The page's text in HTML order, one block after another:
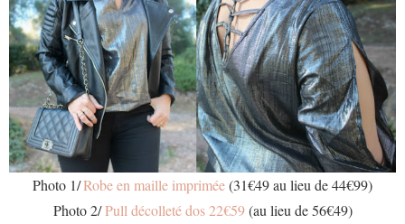
Photo 1/Robe en maille imprimée(31€49 au lieu de 44€99)
Photo 2/ Pull décolleté dos 22€59(au lieu de 56€49)